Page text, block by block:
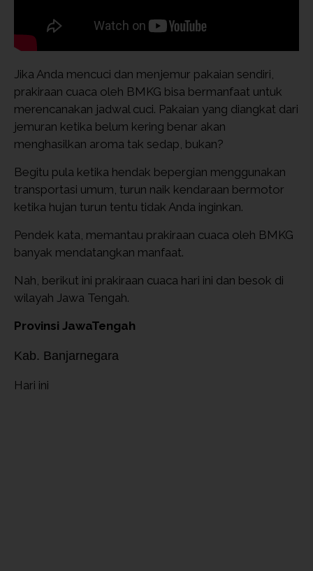
Jika Anda mencuci dan menjemur pakaian sendiri,
prakiraan cuaca oleh BMKG bisa bermanfaat untuk
merencanakan jadwal cuci. Pakaian yang diangkat dari
jemuran ketika belum kering benar akan
menghasilkan aroma tak sedap, bukan?
Begitu pula ketika hendak bepergian menggunakan
transportasi umum, turun naik kendaraan bermotor
ketika hujan turun tentu tidak Anda inginkan.
Pendek kata, memantau prakiraan cuaca oleh BMKG
banyak mendatangkan manfaat.
Nah, berikut ini prakiraan cuaca hari ini dan besok di
wilayah Jawa Tengah.
Provinsi JawaTengah
Kab. Banjarnegara
Hari ini